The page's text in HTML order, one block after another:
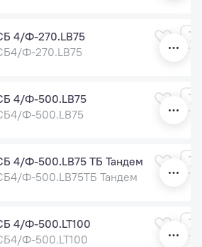
4/Ф-270.LB75
Ф-270.LB75
4/Ф-500.LB75
Ф-500.LB75
4/Ф-500.LB75 ТБ Тандем
Ф-500.LB75ТБ Тандем
4/Ф-500.LT100
Ф-500.LT100